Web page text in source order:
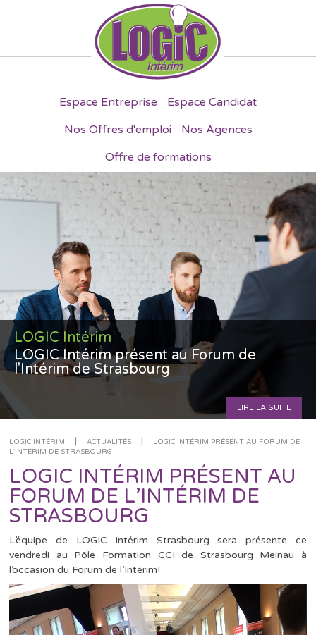
Espace Entreprise
Espace Candidat
Nos Offres d'emploi
Nos Agences
Offre de formations
LOGIC Intérim
LOGIC Intérim présent au Forum de
l'Intérim de Strasbourg
LIRE LA SUITE
LOGIC INTÉRIM | ACTUALITÉS |
LOGIC INTÉRIM PRÉSENT AU FORUM DE
L'INTÉRIM DE STRASBOURG
LOGIC INTÉRIM PRÉSENT AU
FORUM DE L’INTÉRIM DE
STRASBOURG
L’équipe de LOGIC Intérim Strasbourg sera présente ce
vendredi au Pôle Formation CCI de Strasbourg Meinau à
l’occasion du Forum de l’Intérim!
Lecteur
vidéo